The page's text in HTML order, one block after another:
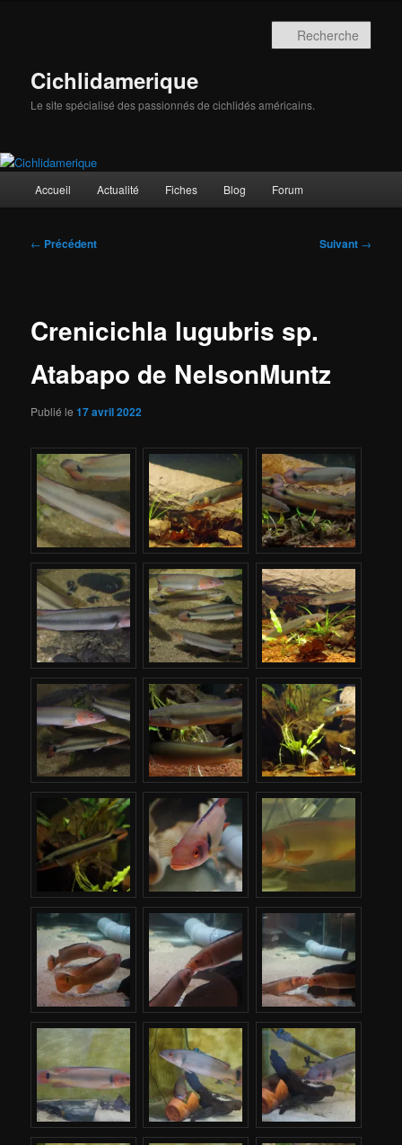
Cichlidamerique
Le site spécialisé des passionnés de cichlidés américains.
principal
Accueil Actualité Fiches Blog Forum
Navigation
← Précédent Suivant →
Crenicichla lugubris sp.
Atabapo de NelsonMuntz
Publié le17 avril 2022